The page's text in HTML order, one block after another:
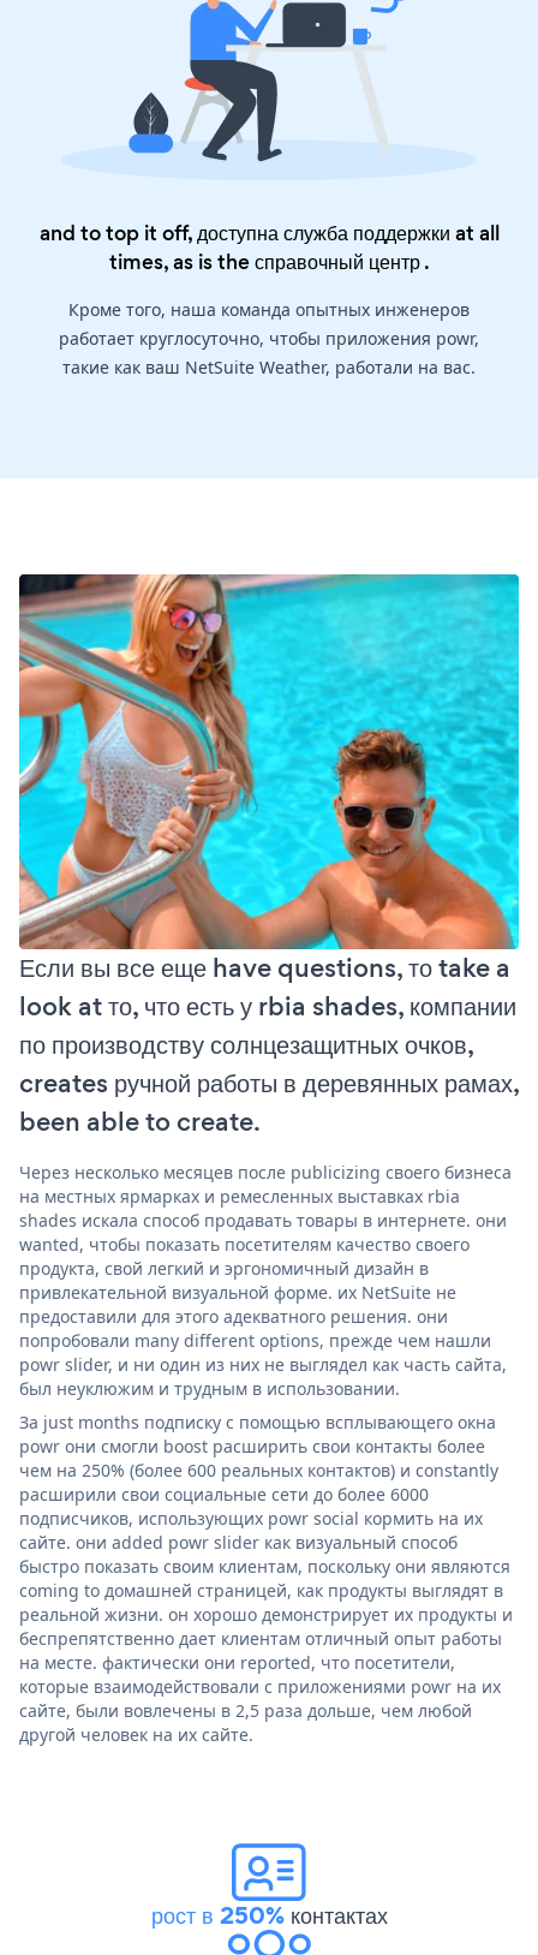
and to top it off, доступна служба поддержки at all
times, as is theсправочный центр.
Кроме того, наша команда опытных инженеров
работает круглосуточно, чтобы приложения powr,
такие как ваш NetSuite Weather, работали на вас.
Если вы все еще have questions, то take a
look at то, что есть у rbia shades, компании
по производству солнцезащитных очков,
creates ручной работы в деревянных рамах,
been able to create.
Через несколько месяцев после publicizing своего бизнеса
на местных ярмарках и ремесленных выставках rbia
shades искала способ продавать товары в интернете. они
wanted, чтобы показать посетителям качество своего
продукта, свой легкий и эргономичный дизайн в
привлекательной визуальной форме. их NetSuite не
предоставили для этого адекватного решения. они
попробовали many different options, прежде чем нашли
powr slider, и ни один из них не выглядел как часть сайта,
был неуклюжим и трудным в использовании.
За just months подписку с помощью всплывающего окна
powr они смогли boost расширить свои контакты более
чем на 250% (более 600 реальных контактов) и constantly
расширили свои социальные сети до более 6000
подписчиков, использующих powr social кормить на их
сайте. они added powr slider как визуальный способ
быстро показать своим клиентам, поскольку они являются
coming to домашней страницей, как продукты выглядят в
реальной жизни. он хорошо демонстрирует их продукты и
беспрепятственно дает клиентам отличный опыт работы
на месте. фактически они reported, что посетители,
которые взаимодействовали с приложениями powr на их
сайте, были вовлечены в 2,5 раза дольше, чем любой
другой человек на их сайте.
рост в 250%контактах